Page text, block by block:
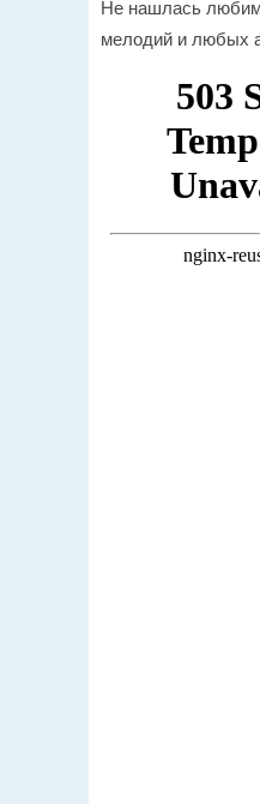
Не нашлась
мелодий и любых